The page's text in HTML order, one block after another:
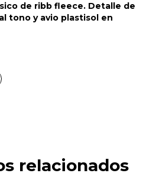
de ribb fleece. Detalle de
tono y avio plastisol en
relacionados